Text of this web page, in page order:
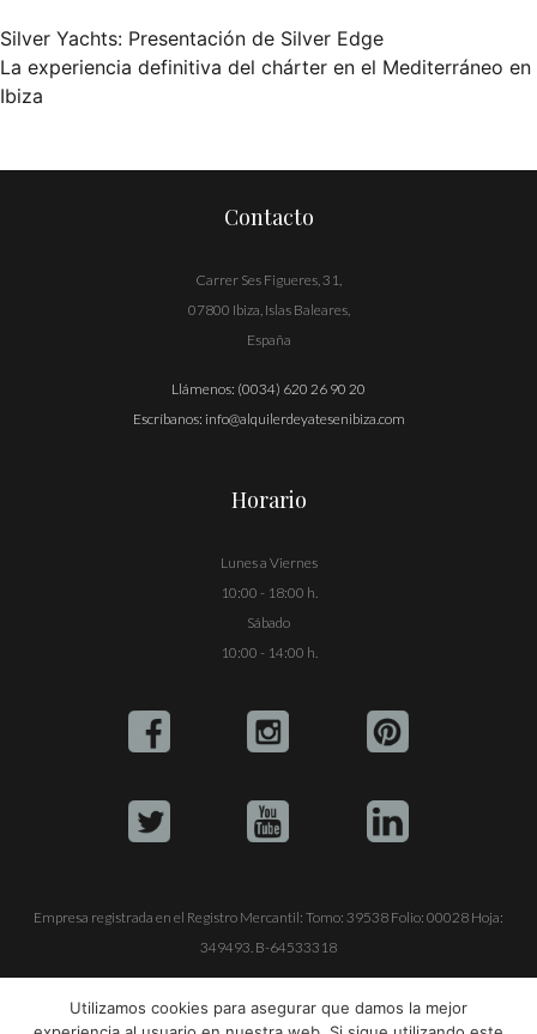
Navegación
de
Silver Yachts: Presentación de Silver Edge
La experiencia definitiva del chárter en el Mediterráneo en
Ibiza
Contacto
Carrer Ses Figueres, 31,
07800 Ibiza, Islas Baleares,
España
Llámenos: (0034) 620 26 90 20
Escríbanos: info@alquilerdeyatesenibiza.com
Horario
Lunes a Viernes
10:00 - 18:00 h.
Sábado
10:00 - 14:00 h.
Empresa registrada en el Registro Mercantil: Tomo: 39538 Folio: 00028 Hoja:
349493. B-64533318
Utilizamos cookies para asegurar que damos la mejor